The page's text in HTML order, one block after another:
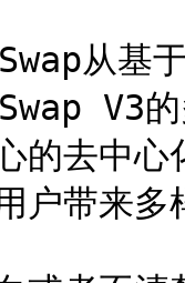
从基
V3的
的去中
户带来